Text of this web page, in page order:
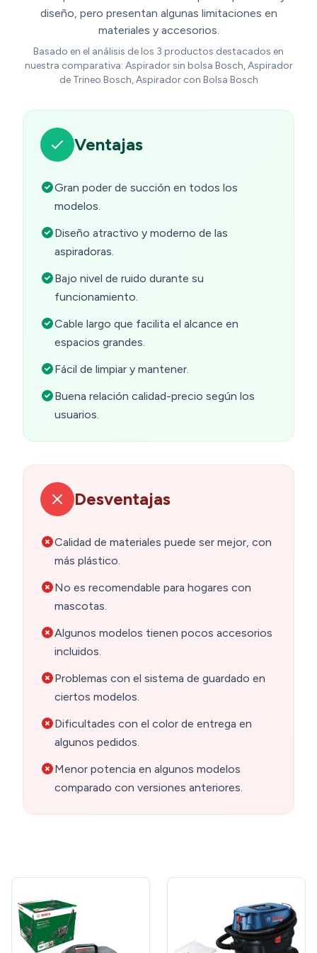
diseño, pero presentan algunas limitaciones en
materiales y accesorios.
Basado en el análisis de los 3 productos destacados en
nuestra comparativa: Aspirador sin bolsa Bosch, Aspirador
de Trineo Bosch, Aspirador con Bolsa Bosch
Ventajas
Gran poder de succión en todos los
modelos.
Diseño atractivo y moderno de las
aspiradoras.
Bajo nivel de ruido durante su
funcionamiento.
Cable largo que facilita el alcance en
espacios grandes.
Fácil de limpiar y mantener.
Buena relación calidad-precio según los
usuarios.
Desventajas
Calidad de materiales puede ser mejor, con
más plástico.
No es recomendable para hogares con
mascotas.
Algunos modelos tienen pocos accesorios
incluidos.
Problemas con el sistema de guardado en
ciertos modelos.
Dificultades con el color de entrega en
algunos pedidos.
Menor potencia en algunos modelos
comparado con versiones anteriores.